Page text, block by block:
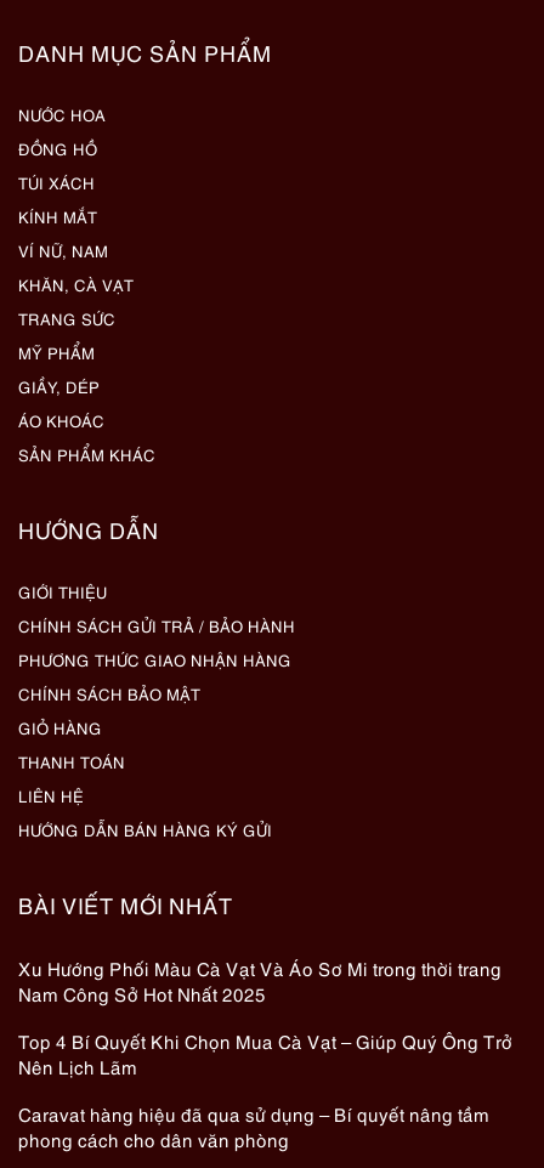
DANH MỤC SẢN PHẨM
NƯỚC HOA
ĐỒNG HỒ
TÚI XÁCH
KÍNH MẮT
VÍ NỮ, NAM
KHĂN, CÀ VẠT
TRANG SỨC
MỸ PHẨM
GIẦY, DÉP
ÁO KHOÁC
SẢN PHẨM KHÁC
HƯỚNG DẪN
GIỚI THIỆU
CHÍNH SÁCH GỬI TRẢ / BẢO HÀNH
PHƯƠNG THỨC GIAO NHẬN HÀNG
CHÍNH SÁCH BẢO MẬT
GIỎ HÀNG
THANH TOÁN
LIÊN HỆ
HƯỚNG DẪN BÁN HÀNG KÝ GỬI
BÀI VIẾT MỚI NHẤT
Xu Hướng Phối Màu Cà Vạt Và Áo Sơ Mi trong thời trang
Nam Công Sở Hot Nhất 2025
Top 4 Bí Quyết Khi Chọn Mua Cà Vạt – Giúp Quý Ông Trở
Nên Lịch Lãm
Caravat hàng hiệu đã qua sử dụng – Bí quyết nâng tầm
phong cách cho dân văn phòng